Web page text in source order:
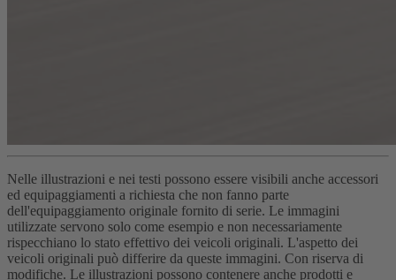
Nelle illustrazioni e nei testi possono essere visibili anche accessori
ed equipaggiamenti a richiesta che non fanno parte
dell'equipaggiamento originale fornito di serie. Le immagini
utilizzate servono solo come esempio e non necessariamente
rispecchiano lo stato effettivo dei veicoli originali. L'aspetto dei
veicoli originali può differire da queste immagini. Con riserva di
modifiche. Le illustrazioni possono contenere anche prodotti e